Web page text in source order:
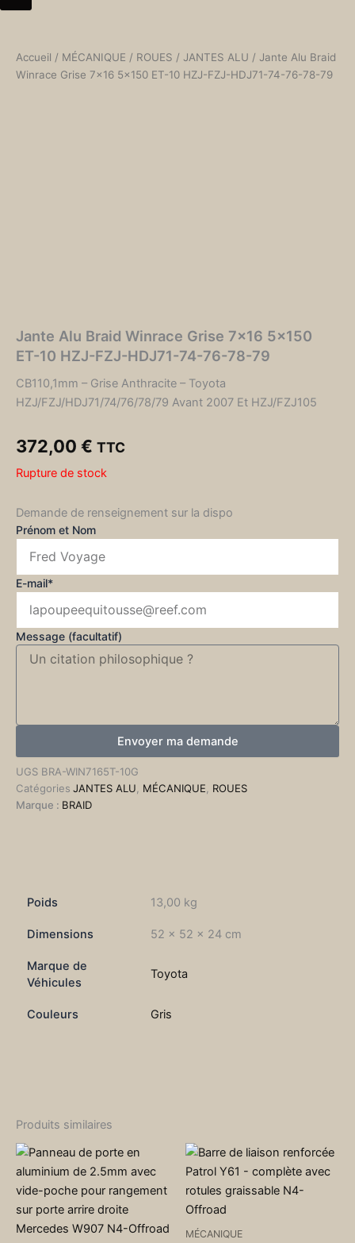
Accueil / MÉCANIQUE / ROUES / JANTES ALU / Jante Alu Braid
Winrace Grise 7×16 5×150 ET-10 HZJ-FZJ-HDJ71-74-76-78-79
Jante Alu Braid Winrace Grise 7×16 5×150
ET-10 HZJ-FZJ-HDJ71-74-76-78-79
CB110,1mm – Grise Anthracite – Toyota
HZJ/FZJ/HDJ71/74/76/78/79 Avant 2007 Et HZJ/FZJ105
372,00 € TTC
Rupture de stock
Demande de renseignement sur la dispo
Prénom et Nom
E-mail*
Message (facultatif)
Envoyer ma demande
UGS BRA-WIN7165T-10G
Catégories JANTES ALU MÉCANIQUE
ROUES
Marque : BRAID
Poids 13,00 kg
Dimensions 52 × 52 × 24 cm
Marque de
Véhicules
Toyota
Couleurs Gris
Produits similaires
MÉCANIQUE